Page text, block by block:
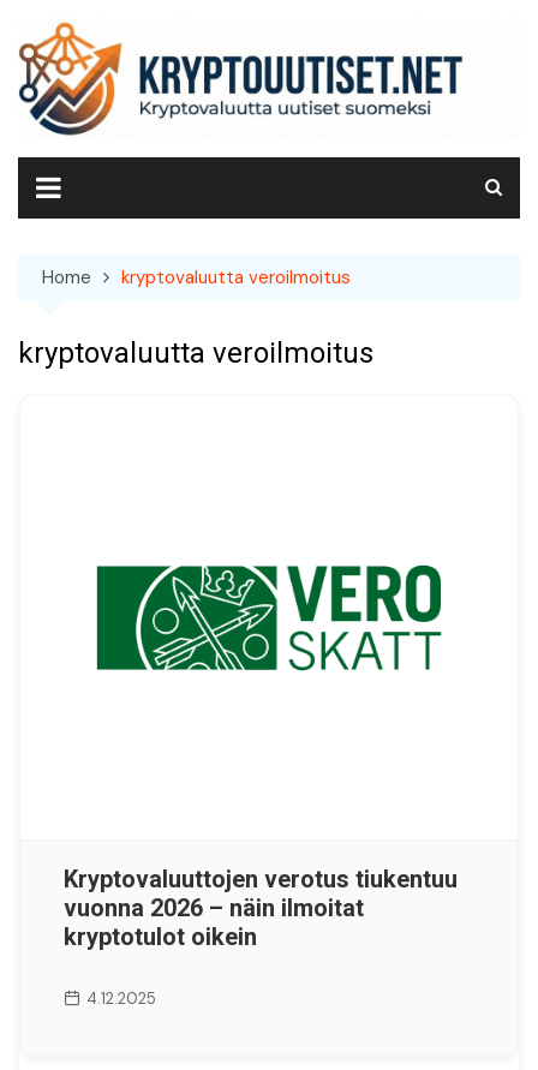
content
Home kryptovaluutta veroilmoitus
kryptovaluutta veroilmoitus
Kryptovaluuttojen verotus tiukentuu
vuonna 2026 – näin ilmoitat
kryptotulot oikein
4.12.2025